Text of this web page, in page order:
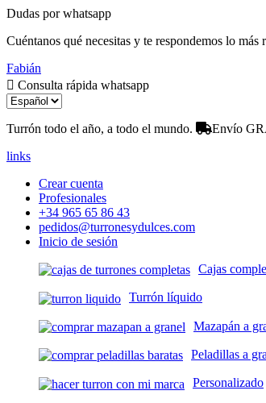
Dudas por whatsapp
Cuéntanos qué necesitas y te respondemos lo más
Fabián
Consulta rápida whatsapp
Turrón todo el año, a todo el mundo.
Envío
links
Crear cuenta
Profesionales
+34 965 65 86 43
pedidos@turronesydulces.com
Inicio de sesión
Cajas
Turrón líquido
Mazapán a
Peladillas a
Personalizado